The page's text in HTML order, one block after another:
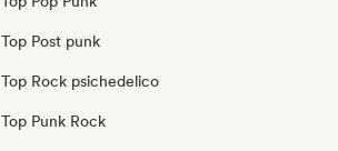
Top Post punk
Top Rock psichedelico
Top Punk Rock